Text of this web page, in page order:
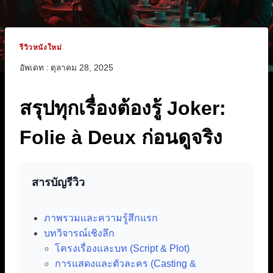
รีวิวหนังใหม่
อัพเดท : ตุลาคม 28, 2025
สรุปทุกเรื่องต้องรู้ Joker:
Folie à Deux ก่อนดูจริง
สารบัญรีวิว
ภาพรวมและความรู้สึกแรก
บทวิจารณ์เชิงลึก
โครงเรื่องและบท (Script & Plot)
การแสดงและตัวละคร (Casting &